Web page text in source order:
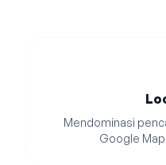
Mendominasi
Google